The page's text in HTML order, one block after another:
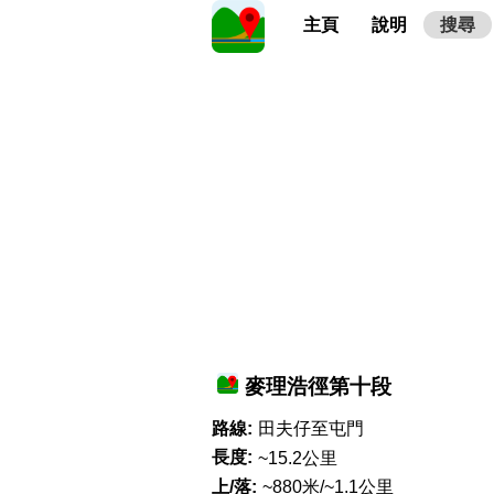
主頁 說明 搜尋
麥理浩徑第十段
路線: 田夫仔至屯門
長度: ~15.2公里
上/落: ~880米/~1.1公里